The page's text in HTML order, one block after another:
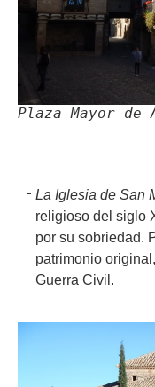
Plaza Mayor de
La Iglesia de San
religioso del siglo
por su sobriedad.
patrimonio
Guerra Civil.